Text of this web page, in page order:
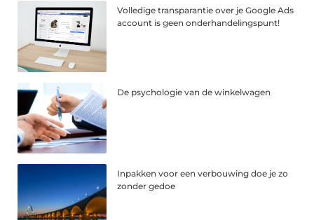
Volledige transparantie over je Google Ads
account is geen onderhandelingspunt!
De psychologie van de winkelwagen
Inpakken voor een verbouwing doe je zo
zonder gedoe